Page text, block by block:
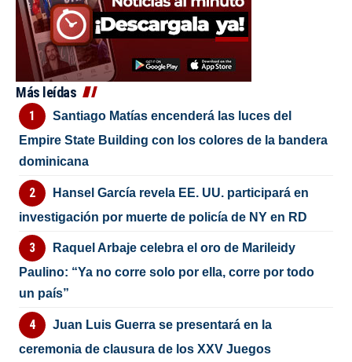
Más leídas
Santiago Matías encenderá las luces del
Empire State Building con los colores de la bandera
dominicana
Hansel García revela EE. UU. participará en
investigación por muerte de policía de NY en RD
Raquel Arbaje celebra el oro de Marileidy
Paulino: “Ya no corre solo por ella, corre por todo
un país”
Juan Luis Guerra se presentará en la
ceremonia de clausura de los XXV Juegos